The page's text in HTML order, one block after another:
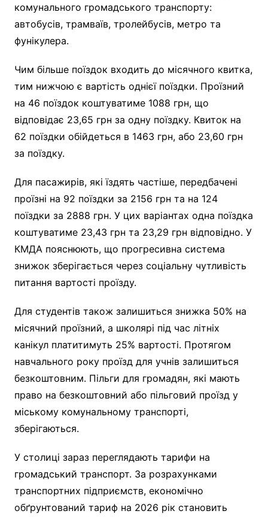
комунального громадського транспорту:
автобусів, трамваїв, тролейбусів, метро та
фунікулера.
Чим більше поїздок входить до місячного квитка,
тим нижчою є вартість однієї поїздки. Проїзний
на 46 поїздок коштуватиме 1088 грн, що
відповідає 23,65 грн за одну поїздку. Квиток на
62 поїздки обійдеться в 1463 грн, або 23,60 грн
за поїздку.
Для пасажирів, які їздять частіше, передбачені
проїзні на 92 поїздки за 2156 грн та на 124
поїздки за 2888 грн. У цих варіантах одна поїздка
коштуватиме 23,43 грн та 23,29 грн відповідно. У
КМДА пояснюють, що прогресивна система
знижок зберігається через соціальну чутливість
питання вартості проїзду.
Для студентів також залишиться знижка 50% на
місячний проїзний, а школярі під час літніх
канікул платитимуть 25% вартості. Протягом
навчального року проїзд для учнів залишиться
безкоштовним. Пільги для громадян, які мають
право на безкоштовний або пільговий проїзд у
міському комунальному транспорті,
зберігаються.
У столиці зараз переглядають тарифи на
громадський транспорт. За розрахунками
транспортних підприємств, економічно
обґрунтований тариф на 2026 рік становить